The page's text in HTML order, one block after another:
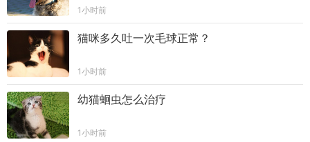
1小时前
猫咪多久吐一次毛球正常？
1小时前
幼猫蛔虫怎么治疗
1小时前